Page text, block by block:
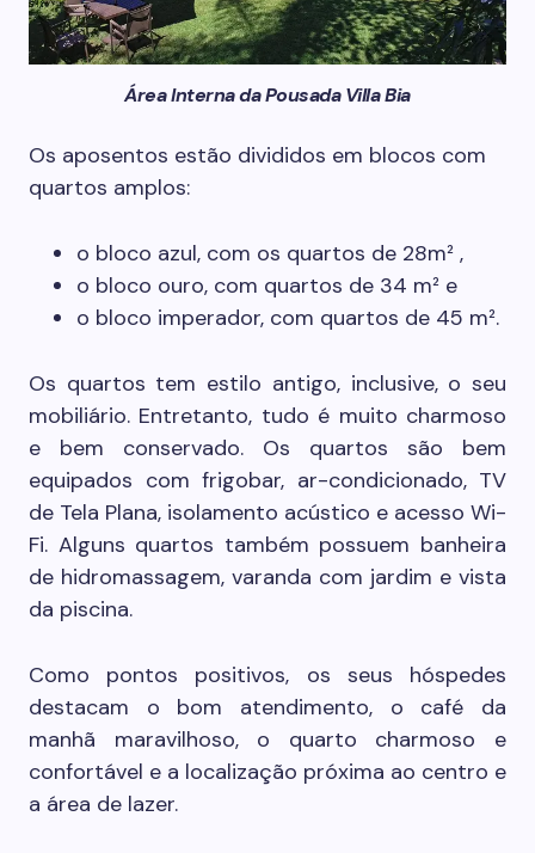
Área Interna da Pousada Villa Bia
Os aposentos estão divididos em blocos com
quartos amplos:
o bloco azul, com os quartos de 28m² ,
o bloco ouro, com quartos de 34 m² e
o bloco imperador, com quartos de 45 m².
Os quartos tem estilo antigo, inclusive, o seu
mobiliário. Entretanto, tudo é muito charmoso
e bem conservado. Os quartos são bem
equipados com frigobar, ar-condicionado, TV
de Tela Plana, isolamento acústico e acesso Wi-
Fi. Alguns quartos também possuem banheira
de hidromassagem, varanda com jardim e vista
da piscina.
Como pontos positivos, os seus hóspedes
destacam o bom atendimento, o café da
manhã maravilhoso, o quarto charmoso e
confortável e a localização próxima ao centro e
a área de lazer.